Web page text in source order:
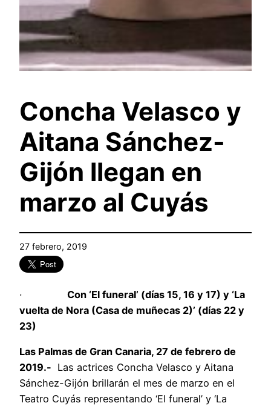
Concha Velasco y
Aitana Sánchez-
Gijón llegan en
marzo al Cuyás
27 febrero, 2019
· Con ‘El funeral’ (días 15, 16 y 17) y ‘La
vuelta de Nora (Casa de muñecas 2)’ (días 22 y
23)
Las Palmas de Gran Canaria, 27 de febrero de
2019.- Las actrices Concha Velasco y Aitana
Sánchez-Gijón brillarán el mes de marzo en el
Teatro Cuyás representando ‘El funeral’ y ‘La